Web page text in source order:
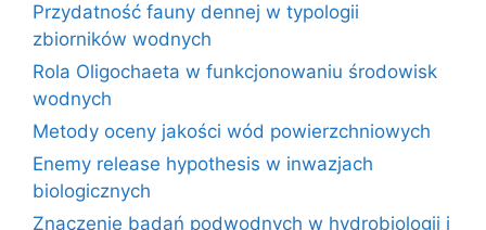
Przydatność fauny dennej w typologii
zbiorników wodnych
Rola Oligochaeta w funkcjonowaniu środowisk
wodnych
Metody oceny jakości wód powierzchniowych
Enemy release hypothesis w inwazjach
biologicznych
Znaczenie badań podwodnych w hydrobiologii i